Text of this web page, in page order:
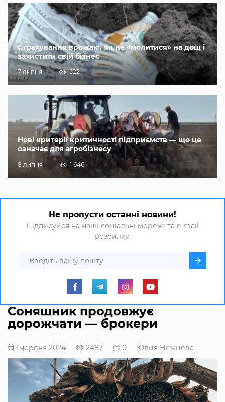
Страхування врожаю, як не «молитися» на дощ і
захистити свій бізнес
7 липня 522
Нові критерії критичності підприємств — що це
означає для агробізнесу
8 липня 1 646
Не пропусти останні новини!
Підписуйся на наші соціальні мережі та e-mail
розсилку.
Соняшник продовжує
дорожчати — брокери
1 червня 2024 2487 0 Юлия Немцева